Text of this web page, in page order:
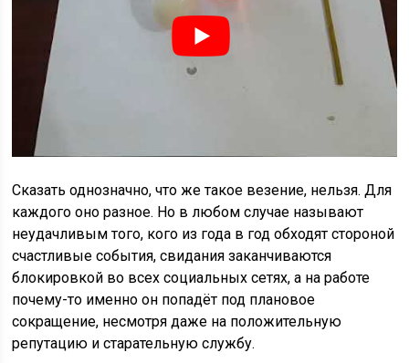
Сказать однозначно, что же такое везение, нельзя. Для
каждого оно разное. Но в любом случае называют
неудачливым того, кого из года в год обходят стороной
счастливые события, свидания заканчиваются
блокировкой во всех социальных сетях, а на работе
почему-то именно он попадёт под плановое
сокращение, несмотря даже на положительную
репутацию и старательную службу.